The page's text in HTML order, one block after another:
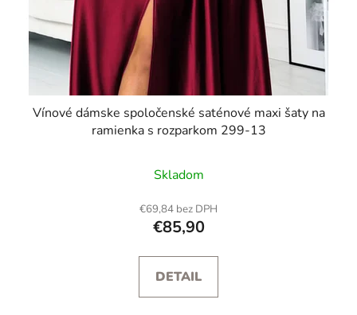
Vínové dámske spoločenské saténové maxi šaty na
ramienka s rozparkom 299-13
Skladom
€69,84 bez DPH
€85,90
DETAIL